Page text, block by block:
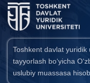
Toshkent davlat
tayyorlash bo‘yicha
uslubiy muassasa